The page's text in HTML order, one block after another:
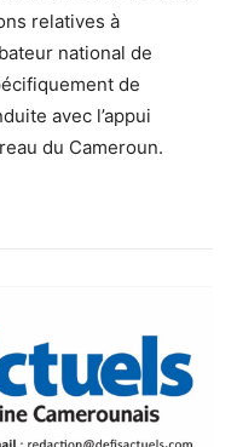
relatives à
national de
de
avec l’appui
du Cameroun.